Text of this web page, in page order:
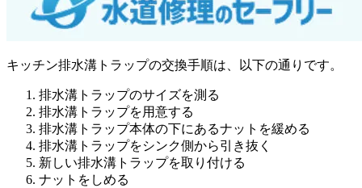
キッチン排水溝トラップの交換手順は、以下の通りです。
排水溝トラップのサイズを測る
排水溝トラップを用意する
排水溝トラップ本体の下にあるナットを緩める
排水溝トラップをシンク側から引き抜く
新しい排水溝トラップを取り付ける
ナットをしめる